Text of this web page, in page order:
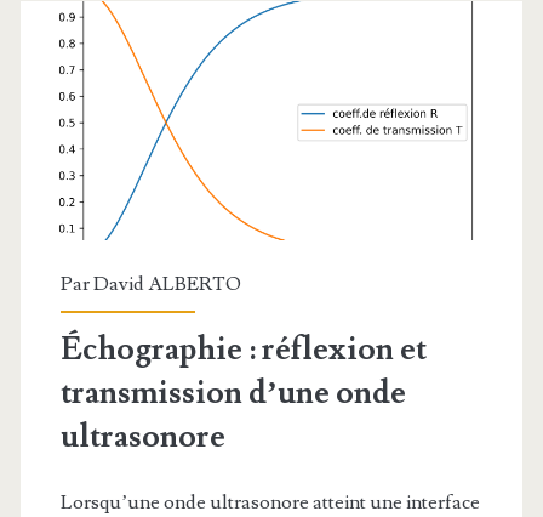
ParDavid ALBERTO
Échographie : réflexion et
transmission d’une onde
ultrasonore
Lorsqu’une onde ultrasonore atteint une interface